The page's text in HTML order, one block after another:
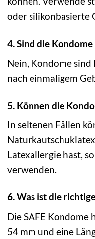
oder silikonbasierte
4. Sind die
Nein, Kondome
nach einmaligem
5. Können die
In seltenen Fällen
Latexallergie hast,
verwenden.
6. Was ist die
Die SAFE Kondome
54 mm und eine